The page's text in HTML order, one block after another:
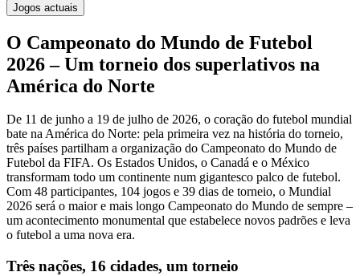
Jogos actuais
O Campeonato do Mundo de Futebol
2026 – Um torneio dos superlativos na
América do Norte
De 11 de junho a 19 de julho de 2026, o coração do futebol mundial
bate na América do Norte: pela primeira vez na história do torneio,
três países partilham a organização do Campeonato do Mundo de
Futebol da FIFA. Os Estados Unidos, o Canadá e o México
transformam todo um continente num gigantesco palco de futebol.
Com 48 participantes, 104 jogos e 39 dias de torneio, o Mundial
2026 será o maior e mais longo Campeonato do Mundo de sempre –
um acontecimento monumental que estabelece novos padrões e leva
o futebol a uma nova era.
Três nações, 16 cidades, um torneio